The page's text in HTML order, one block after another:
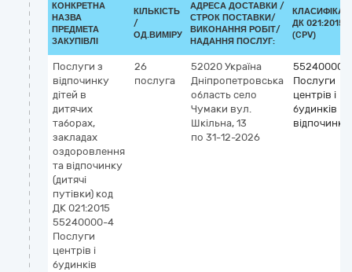
КОНКРЕТНА
НАЗВА
ПРЕДМЕТА
ЗАКУПІВЛІ
КІЛЬКІСТЬ
/
ОД.ВИМІРУ
АДРЕСА ДОСТАВКИ /
СТРОК ПОСТАВКИ/
ВИКОНАННЯ РОБІТ/
НАДАННЯ ПОСЛУГ:
ДК 021:2015
(CPV)
Послуги з
відпочинку
дітей в
дитячих
таборах,
закладах
оздоровлення
та відпочинку
(дитячі
путівки) код
ДК 021:2015
55240000-4
Послуги
центрів і
будинків
26
послуга
52020 Україна
Дніпропетровська
область село
Чумаки вул.
Шкільна, 13
по 31-12-2026
55240000-
Послуги
центрів і
будинків
відпочинку